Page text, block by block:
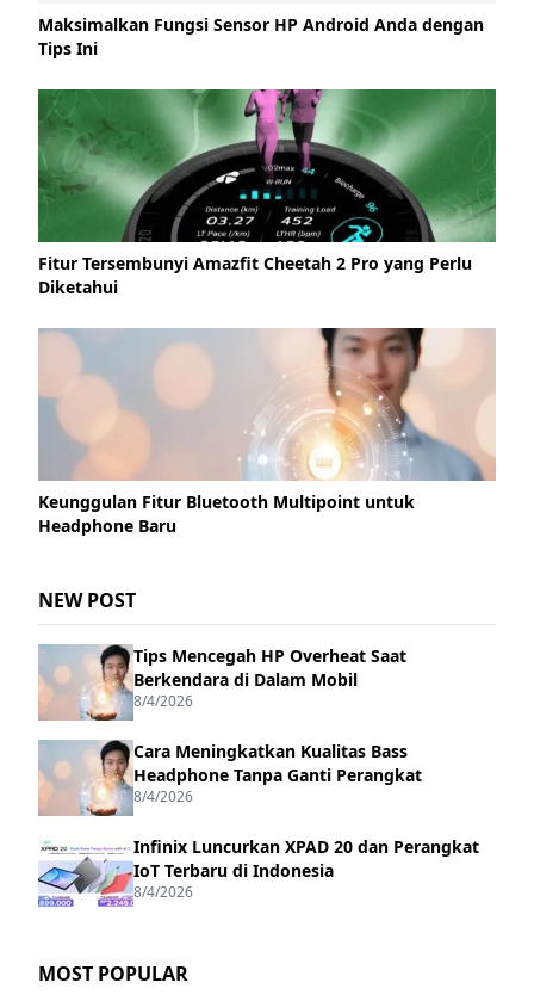
Maksimalkan Fungsi Sensor HP Android Anda dengan
Tips Ini
Fitur Tersembunyi Amazfit Cheetah 2 Pro yang Perlu
Diketahui
Keunggulan Fitur Bluetooth Multipoint untuk
Headphone Baru
NEW POST
Tips Mencegah HP Overheat Saat
Berkendara di Dalam Mobil
8/4/2026
Cara Meningkatkan Kualitas Bass
Headphone Tanpa Ganti Perangkat
8/4/2026
Infinix Luncurkan XPAD 20 dan Perangkat
IoT Terbaru di Indonesia
8/4/2026
MOST POPULAR